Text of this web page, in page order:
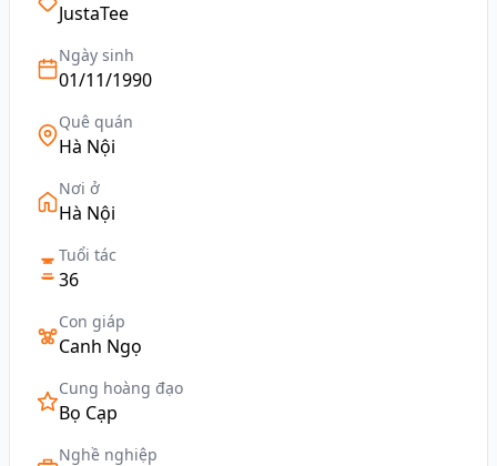
JustaTee
Ngày sinh
01/11/1990
Quê quán
Hà Nội
Nơi ở
Hà Nội
Tuổi tác
36
Con giáp
Canh Ngọ
Cung hoàng đạo
Bọ Cạp
Nghề nghiệp